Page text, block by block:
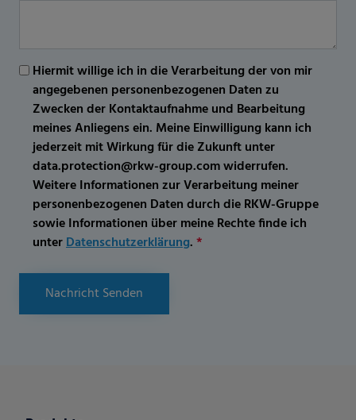
Hiermit willige ich in die Verarbeitung der von mir
angegebenen personenbezogenen Daten zu
Zwecken der Kontaktaufnahme und Bearbeitung
meines Anliegens ein. Meine Einwilligung kann ich
jederzeit mit Wirkung für die Zukunft unter
data.protection@rkw-group.com widerrufen.
Weitere Informationen zur Verarbeitung meiner
personenbezogenen Daten durch die RKW-Gruppe
sowie Informationen über meine Rechte finde ich
unterDatenschutzerklärung.*
Nachricht Senden